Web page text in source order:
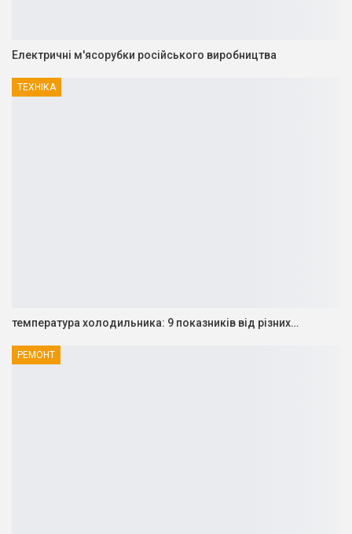
Електричні м'ясорубки російського виробництва
ТЕХНІКА
температура холодильника: 9 показників від різних…
РЕМОНТ